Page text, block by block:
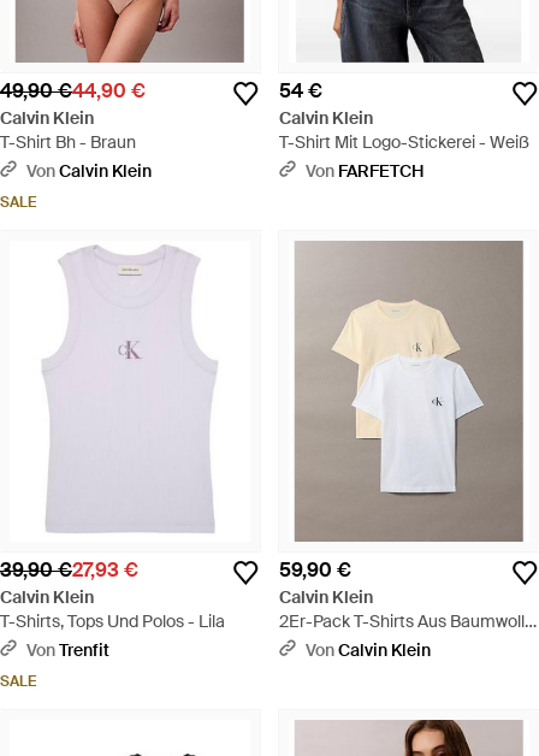
49,90 €44,90 €
Calvin Klein
T-Shirt Bh - Braun
VonCalvin Klein
SALE
54 €
Calvin Klein
T-Shirt Mit Logo-Stickerei - Weiß
Von FARFETCH
39,90 €27,93 €
Calvin Klein
T-Shirts, Tops Und Polos - Lila
VonTrenfit
SALE
59,90 €
Calvin Klein
2Er-Pack T-Shirts Aus Baumwolle
Mit Monogramm - Weiß
VonCalvin Klein